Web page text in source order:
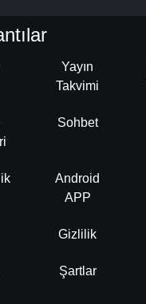
Yayın
Takvimi
Sohbet
Android
APP
Gizlilik
Şartlar